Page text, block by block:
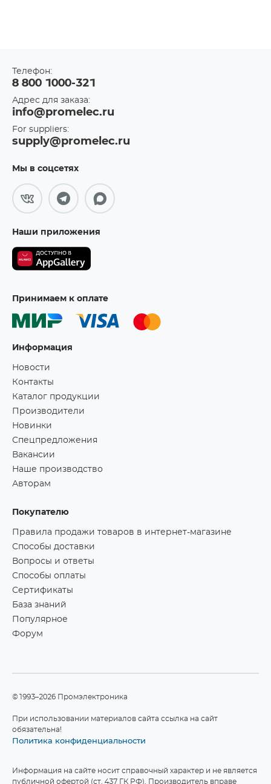
Телефон:
8 800 1000-321
Адрес для заказа:
info@promelec.ru
For suppliers:
supply@promelec.ru
Мы в соцсетях
Наши приложения
Принимаем к оплате
Информация
Новости
Контакты
Каталог продукции
Производители
Новинки
Спецпредложения
Вакансии
Наше производство
Авторам
Покупателю
Правила продажи товаров в интернет-магазине
Способы доставки
Вопросы и ответы
Способы оплаты
Сертификаты
База знаний
Популярное
Форум
©1993–2026 Промэлектроника
При использовании материалов сайта ссылка на сайт
обязательна!
Политика конфиденциальности
Информация на сайте носит справочный характер и не является
публичной офертой (ст. 437 ГК РФ). Производитель вправе